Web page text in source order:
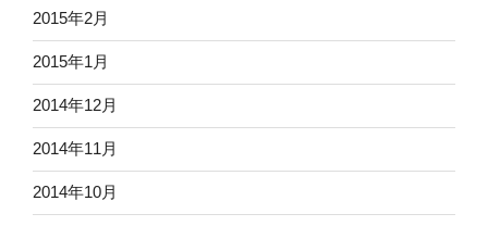
2015年2月
2015年1月
2014年12月
2014年11月
2014年10月